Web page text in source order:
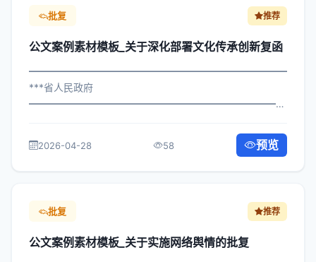
批复 推荐
公文案例素材模板_关于深化部署文化传承创新复函
***省人民政府
构： 为深入贯彻落实习近平总书记关于...
2026-04-28 58 预览
批复 推荐
公文案例素材模板_关于实施网络舆情的批复